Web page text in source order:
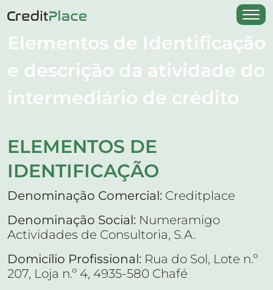
Elementos de Identificação
e descrição da atividade do
intermediário de crédito
ELEMENTOS DE
IDENTIFICAÇÃO
Denominação Comercial: Creditplace
Denominação Social: Numeramigo
Actividades de Consultoria, S.A.
Domicílio Profissional: Rua do Sol, Lote n.º
207, Loja n.º 4, 4935-580 Chafé